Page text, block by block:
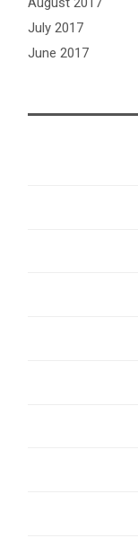
July 2017
June 2017